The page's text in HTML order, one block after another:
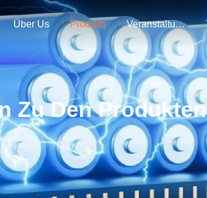
Über Us Produits Veranstaltungen
Zu Den Produkten